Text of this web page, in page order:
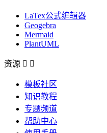
LaTex公式编辑器
Geogebra
Mermaid
PlantUML
资源  
模板社区
知识教程
专题频道
帮助中心